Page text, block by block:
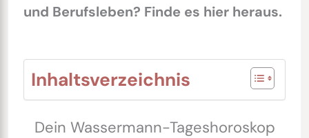
und Berufsleben? Finde es hier heraus.
Inhaltsverzeichnis
Dein Wassermann-Tageshoroskop